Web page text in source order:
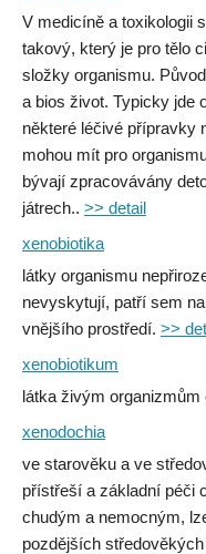
V medicíně a toxikologii
takový, který je pro tělo
složky organismu.
a bios život. Typicky jde
některé léčivé přípravky
mohou mít pro
bývají zpracovávány
játrech.. >> detail
xenobiotika
látky organismu
nevyskytují, patří sem
vnějšího prostředí. >>
xenobiotikum
látka živým organizmům
xenodochia
ve starověku a ve
přístřeší a základní péči
chudým a nemocným,
pozdějších středověkých